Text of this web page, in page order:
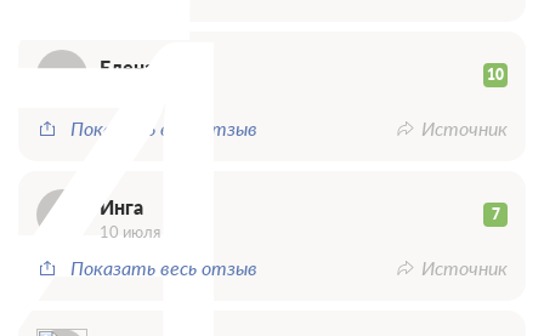
Елена 10
Показать весь отзыв Источник
Инга 7
10 июля 2022
Показать весь отзыв Источник